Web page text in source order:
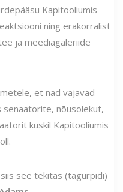
Kapitooliumis
ning erakorralist
ja meediagaleriide
et nad vajavad
nõusolekut,
kuskil Kapitooliumis
siis see tekitas (tagurpidi)